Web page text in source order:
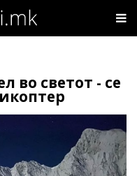
во светот - се